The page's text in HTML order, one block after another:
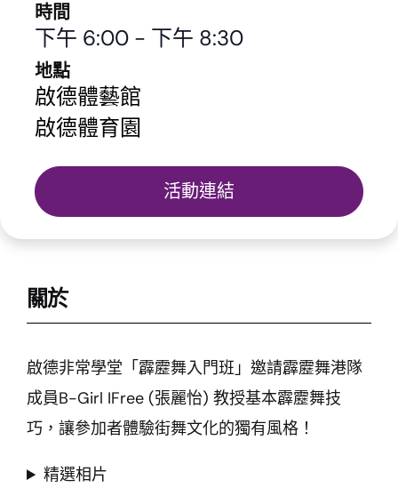
關於
啟德非常學堂「霹靂舞入門班」邀請霹靂舞港隊
成員B-Girl IFree (張麗怡) 教授基本霹靂舞技
巧，讓參加者體驗街舞文化的獨有風格！
精選相片
時間
下午 6:00 - 下午 8:30
地點
啟德體藝館
啟德體育園
活動連結